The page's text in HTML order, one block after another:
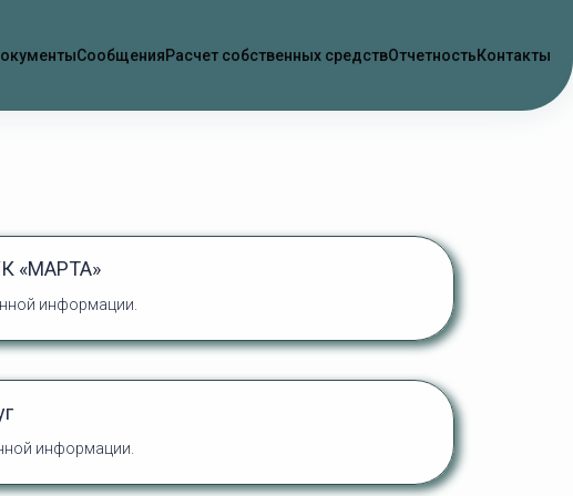
СообщенияРасчет собственных средствОтчетностьКонтакты
«МАРТА»
информации
информации